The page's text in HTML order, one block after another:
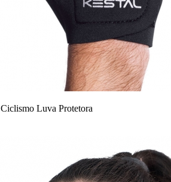
Luva Protetora